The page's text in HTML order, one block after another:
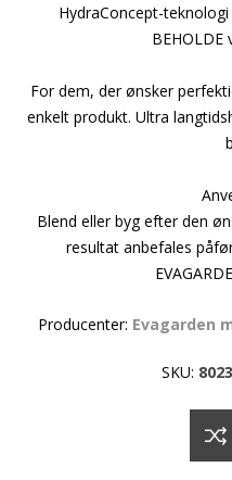
HydraConcept-teknologi
BEHOLDE
For dem, der ønsker
enkelt produkt. Ultra
Blend eller byg efter den
resultat anbefales
Producenter: Evagarden
SKU: